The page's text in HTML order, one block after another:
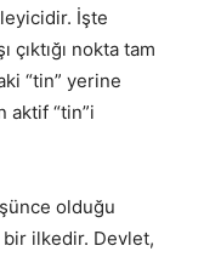
İşte
nokta tam
“tin” yerine
aktif “tin”i
olduğu
ilkedir. Devlet,